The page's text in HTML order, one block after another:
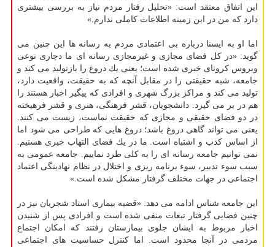
این اتفاق معتقد است: «تحلیل رفتار مردم نیاز به بررسی بیشتری
دارد كه من در این زمینه اطلاعات كاملی ندارم.»
اما او به ایسنا درباره بی اعتمادی مردم به رسانه ها این چنین می
گوید: «در كل فضای مجازی و غیرمجازی رسانه ای ما دچاری نوعی
ویروس كرونای خبری شده است؛ یعنی یك دروغ را بازتولید می كند و
جامعه، شبه حقیقتی را در مقابل آنچه كه به حقیقت، واقعیت دارد،
تولید می كند و مراكز بزرگ شهری و افرادی كه پیگیر اخبار هستند را
هم در بر می گیرد. دانشجویان، قشر فرهنگی، هنری و قشر فرهیخته
در دو فضای حقیقی و مجازی كه حقیقت نماست، زیست می كنند.
یعنی می تواند گاهی دروغ باشد؛ دروغ هایی كه طراحی می شود اما
از اساس كذب و اشتباه است. ما در یك فضای التهاب خبری هستیم.
نمی توانیم جامعه رسانه ای را به كلی طرد نماییم. جامعه عمومی به
سبب سوء تدبیر، سوء برنامه ریزی و اختلال در نظام نهادینگی اعتماد
اجتماعی در جهات مختلف گرفتار مشكل شده است.»
این جامعه شناس ادامه می دهد: «قضیه بیماری استاد شجریان نیز در
چنین فضایی گرفتار تبعات منفی شده است و افرادی پس از شنیدن
اخبار مربوط به ایشان جلوی بیمارستان رفتند كه امكان اجتماع
مردمی در آنجا محدود است. اما كنترل حساسیت های اجتماعی